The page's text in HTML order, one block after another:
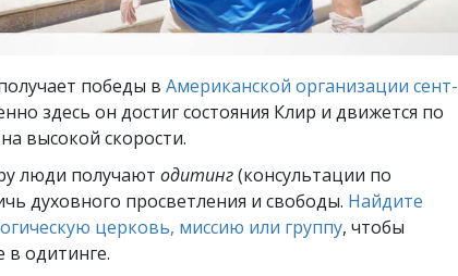
победы в Американской организации сент-
здесь он достиг состояния Клир и движется по
высокой скорости.
люди получают одитинг(консультации по
духовного просветления и свободы. Найдите
церковь, миссию или группу, чтобы
одитинге.